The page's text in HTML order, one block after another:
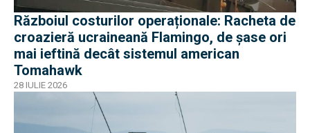
Războiul costurilor operaționale: Racheta de
croazieră ucraineană Flamingo, de șase ori
mai ieftină decât sistemul american
Tomahawk
28 IULIE 2026